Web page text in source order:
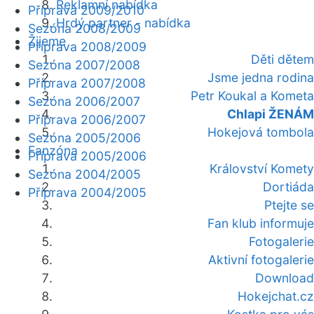
Reklamní nabídka
Hrdý partner - nabídka
Žijeme
Děti dětem
Jsme jedna rodina
Petr Koukal a Kometa
Chlapi ŽENÁM
Hokejová tombola
Fanzóna
Království Komety
Dortiáda
Ptejte se
Fan klub informuje
Fotogalerie
Aktivní fotogalerie
Download
Hokejchat.cz
Příprava 2009/2010
Sezóna 2008/2009
Příprava 2008/2009
Sezóna 2007/2008
Příprava 2007/2008
Sezóna 2006/2007
Příprava 2006/2007
Sezóna 2005/2006
Příprava 2005/2006
Sezóna 2004/2005
Příprava 2004/2005